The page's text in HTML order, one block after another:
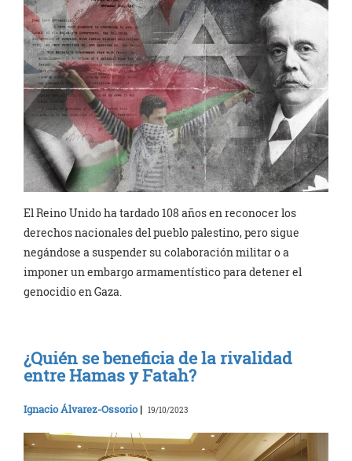
El Reino Unido ha tardado 108 años en reconocer los
derechos nacionales del pueblo palestino, pero sigue
negándose a suspender su colaboración militar o a
imponer un embargo armamentístico para detener el
genocidio en Gaza.
¿Quién se beneficia de la rivalidad
entre Hamas y Fatah?
Ignacio Álvarez-Ossorio| 19/10/2023